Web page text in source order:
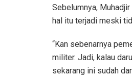
Sebelumnya,
hal itu terjadi meski
“Kan sebenarnya
militer. Jadi, kalau
sekarang ini sudah